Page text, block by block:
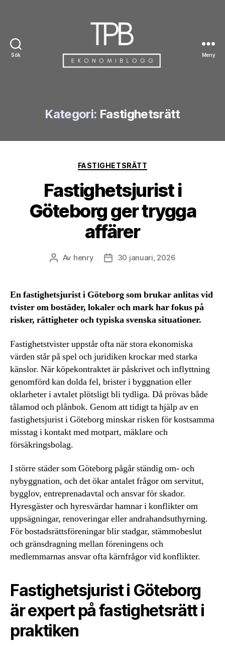
Sök Meny
Kategori: Fastighetsrätt
Kategorier
FASTIGHETSRÄTT
Fastighetsjurist i
Göteborg ger trygga
affärer
Inläggsförfattare
Av henry Inläggsdatum
30 januari, 2026
En fastighetsjurist i Göteborg som brukar anlitas vid
tvister om bostäder, lokaler och mark har fokus på
risker, rättigheter och typiska svenska situationer.
Fastighetstvister uppstår ofta när stora ekonomiska
värden står på spel och juridiken krockar med starka
känslor. När köpekontraktet är påskrivet och inflyttning
genomförd kan dolda fel, brister i byggnation eller
oklarheter i avtalet plötsligt bli tydliga. Då prövas både
tålamod och plånbok. Genom att tidigt ta hjälp av en
fastighetsjurist i Göteborg minskar risken för kostsamma
misstag i kontakt med motpart, mäklare och
försäkringsbolag.
I större städer som Göteborg pågår ständig om- och
nybyggnation, och det ökar antalet frågor om servitut,
bygglov, entreprenadavtal och ansvar för skador.
Hyresgäster och hyresvärdar hamnar i konflikter om
uppsägningar, renoveringar eller andrahandsuthyrning.
För bostadsrättsföreningar blir stadgar, stämmobeslut
och gränsdragning mellan föreningens och
medlemmarnas ansvar ofta kärnfrågor vid konflikter.
Fastighetsjurist i Göteborg
är expert på fastighetsrätt i
praktiken